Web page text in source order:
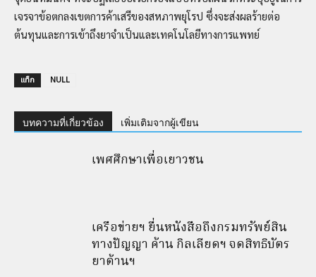
เจรจาข้อตกลงเขตการค้าเสรีของสหภาพยุโรป ซึ่งจะส่งผลร้ายต่อ
ต้นทุนและการเข้าถึงยาจำเป็นและเทคโนโลยีทางการแพทย์
แท็ก NULL
บทความที่เกี่ยวข้อง เพิ่มเติมจากผู้เขียน
เพศศึกษาเพื่อเยาวชน
เครือข่ายฯ ยื่นหนังสือถึงกรมทรัพย์สิน
ทางปัญญา ค้าน กิลเลียดฯ จดสิทธิบัตร
ยาต้านฯ